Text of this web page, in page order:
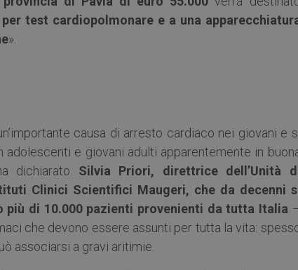
test cardiopolmonare e a una
».
causa di arresto cardiaco nei giovani e
e giovani adulti apparentemente in
dichiarato Silvia Priori, direttrice dell’Unità
Clinici Scientifici Maugeri, che da decenni
più di 10.000 pazienti provenienti da tutta Italia
che devono essere assunti per tutta la vita:
associarsi a gravi aritimie.